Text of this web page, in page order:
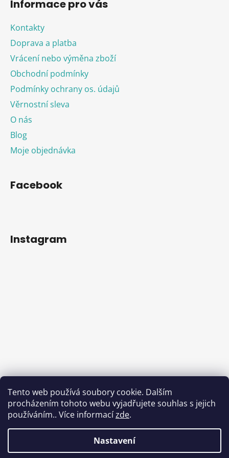
Tento web používá soubory cookie. Dalším
procházením tohoto webu vyjadřujete souhlas s jejich
používáním.. Více informacízde.
Nastavení
Informace pro vás
Kontakty
Doprava a platba
Vrácení nebo výměna zboží
Obchodní podmínky
Podmínky ochrany os. údajů
Věrnostní sleva
O nás
Blog
Moje objednávka
Facebook
Instagram